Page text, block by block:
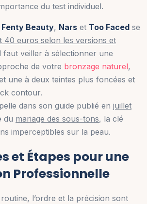
du test individuel.
Fenty Beauty, Nars et Too Faced se
40 euros selon les versions et
faut veiller à sélectionner une
de votre bronzage naturel,
une à deux teintes plus foncées et
contour.
dans son guide publié en juillet
du mariage des sous-tons, la clé
imperceptibles sur la peau.
et Étapes pour une
Professionnelle
l’ordre et la précision sont